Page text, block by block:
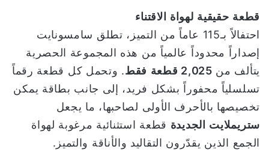
قطعة حقيقية لهواة
الاقتناء
احتفالاً بـ115 عاماً من التميز، تطلق سامسونايت
إصداراً محدوداً عالمياً من هذه المجموعة الحصرية
يتألف من 2,025 قطعة فقط. وتحمل كل قطعة رقماً
تسلسلياً محفوراً بشكل فريد، إلى جانب بطاقة يمكن
تخصيصها بالأحرف الأولى لصاحبها، ما يجعل
ستريملايت
الجديدة قطعة استثنائية مرغوبة لهواة
الجمع الذين يقدّرون التقاليد والأناقة والتميز.